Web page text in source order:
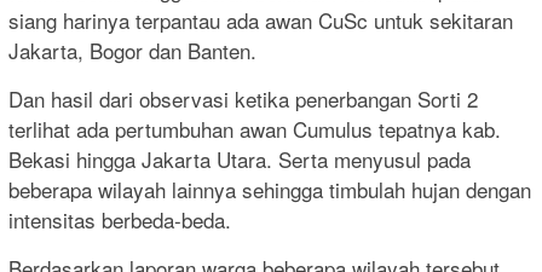
siang harinya terpantau ada awan CuSc untuk sekitaran
Jakarta, Bogor dan Banten.
Dan hasil dari observasi ketika penerbangan Sorti 2
terlihat ada pertumbuhan awan Cumulus tepatnya kab.
Bekasi hingga Jakarta Utara. Serta menyusul pada
beberapa wilayah lainnya sehingga timbulah hujan dengan
intensitas berbeda-beda.